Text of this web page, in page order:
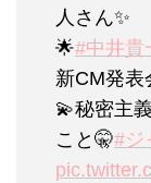
人さん✨
🌟#中井貴
新CM発表
💫秘密主
こと🤫#ジ